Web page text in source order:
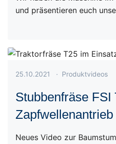
und präsentieren euch
Veröffentlicht am 25.10.2021
25.10.2021 · Produktvideos
Stubbenfräse FSI
Neues Video zur